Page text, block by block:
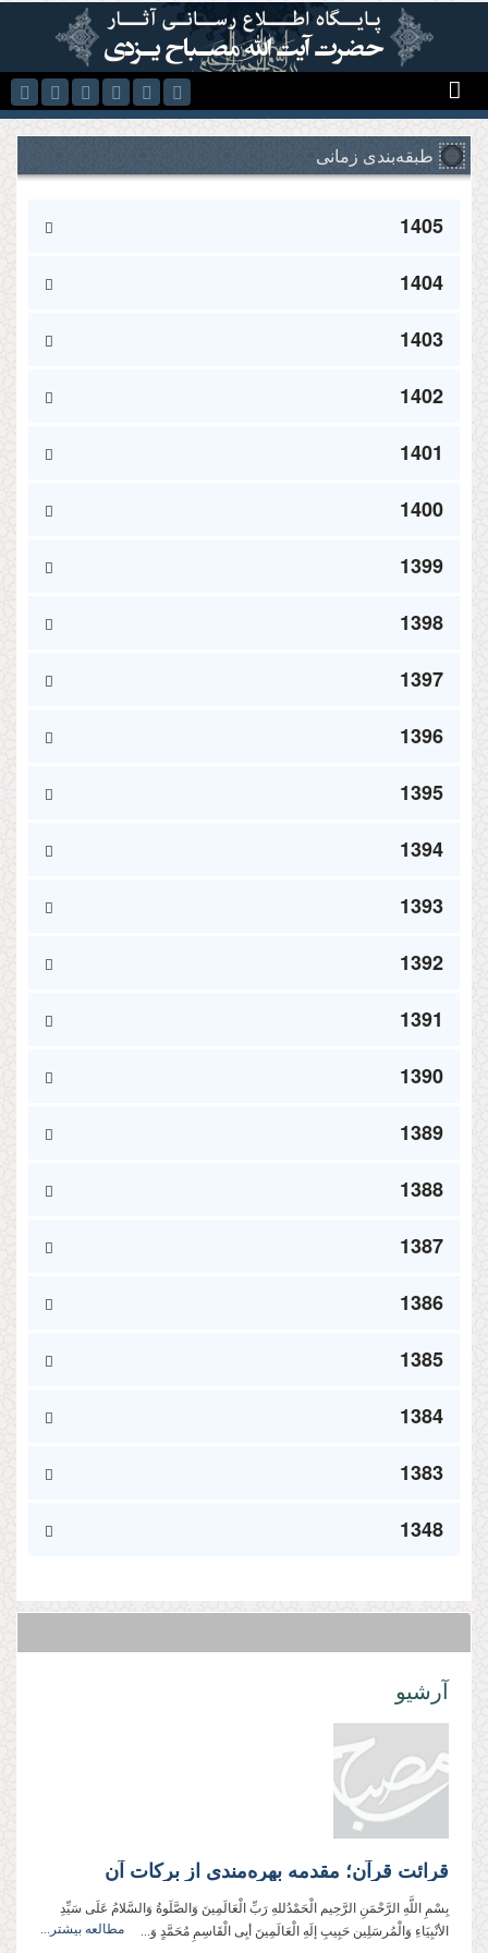
رفتن به محتوای اصلی
طبقه‌بندی زمانی
1405
1404
1403
1402
1401
1400
1399
1398
1397
1396
1395
1394
1393
1392
1391
1390
1389
1388
1387
1386
1385
1384
1383
1348
آرشیو
قرائت قرآن؛ مقدمه‌ بهره‏‌مندى از برکات آن
بِسْمِ اللَّهِ الرَّحْمَنِ الرَّحِيم الْحَمْدُللهِ رَبِّ الْعَالَمِینَ وَالصَّلَوةُ وَالسَّلامُ عَلَی سَیِّدِ
الأنْبِیَاءِ وَالْمُرسَلِین حَبِیبِ إلَهِ الْعَالَمِینَ أبِی الْقَاسِمِ مُحَمَّدٍ وَ...
مطالعه بیشتر...